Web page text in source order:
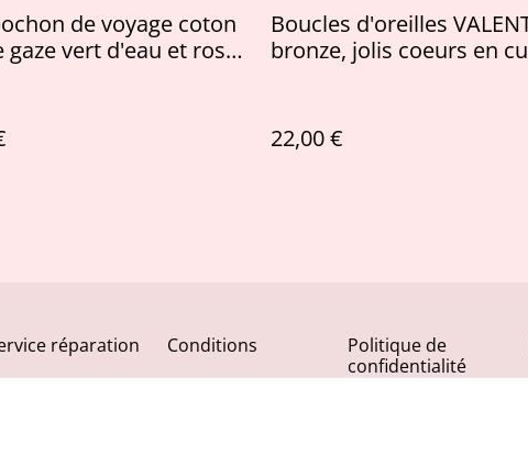
de voyage coton
gaze vert d'eau et rose
Boucles d'oreilles
bronze, jolis coeurs en
22,00 €
réparation Conditions
Politique de
confidentialité